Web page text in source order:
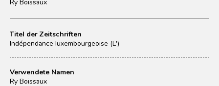
Titel der Zeitschriften
Indépendance luxembourgeoise (L')
Verwendete Namen
Ry Boissaux